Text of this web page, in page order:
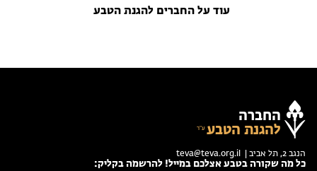
עוד על החברים להגנת הטבע
החברה
להגנת הטבע
הנגב 2, תל אביב | teva@teva.org.il
כל מה שקורה בטבע אצלכם במייל! להרשמה בקליק: